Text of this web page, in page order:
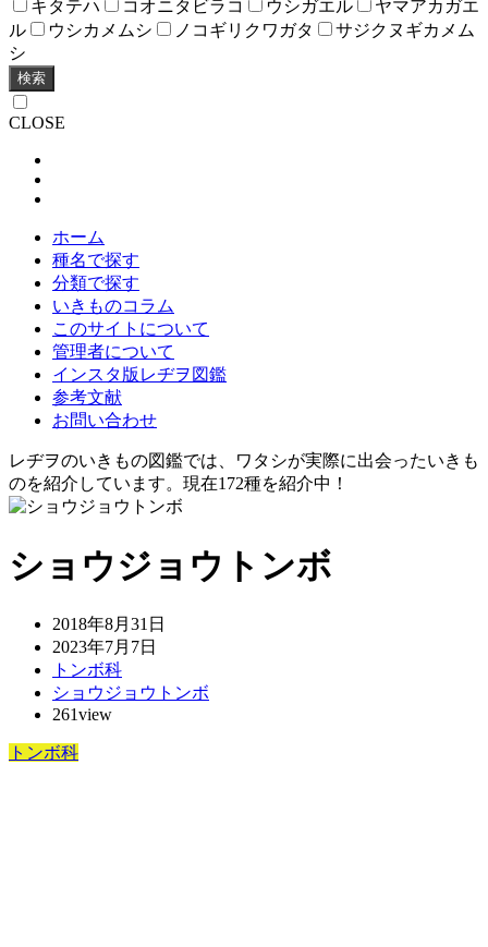
キタテハ
コオニタビラコ ウシガエル
ヤマアカガエ
ル
ウシカメムシ ノコギリクワガタ
サジクヌギカメム
シ
検索
CLOSE
ホーム
種名で探す
分類で探す
いきものコラム
このサイトについて
管理者について
インスタ版レヂヲ図鑑
参考文献
お問い合わせ
レヂヲのいきもの図鑑では、ワタシが実際に出会ったいきも
のを紹介しています。現在172種を紹介中！
ショウジョウトンボ
2018年8月31日
2023年7月7日
トンボ科
ショウジョウトンボ
261view
トンボ科